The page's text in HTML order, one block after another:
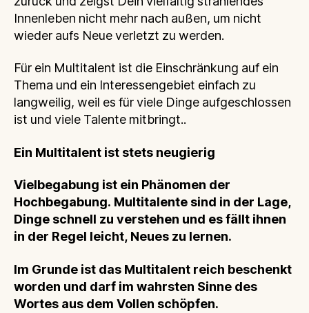
Innenleben nicht mehr nach außen, um nicht
wieder aufs Neue verletzt zu werden.
Für ein Multitalent ist die Einschränkung auf ein
Thema und ein Interessengebiet einfach zu
langweilig, weil es für viele Dinge aufgeschlossen
ist und viele Talente mitbringt..
Ein Multitalent ist stets neugierig
Vielbegabung ist ein Phänomen der
Hochbegabung. Multitalente sind in der Lage,
Dinge schnell zu verstehen und es fällt ihnen
in der Regel leicht, Neues zu lernen.
Im Grunde ist das Multitalent reich beschenkt
worden und darf im wahrsten Sinne des
Wortes aus dem Vollen schöpfen.